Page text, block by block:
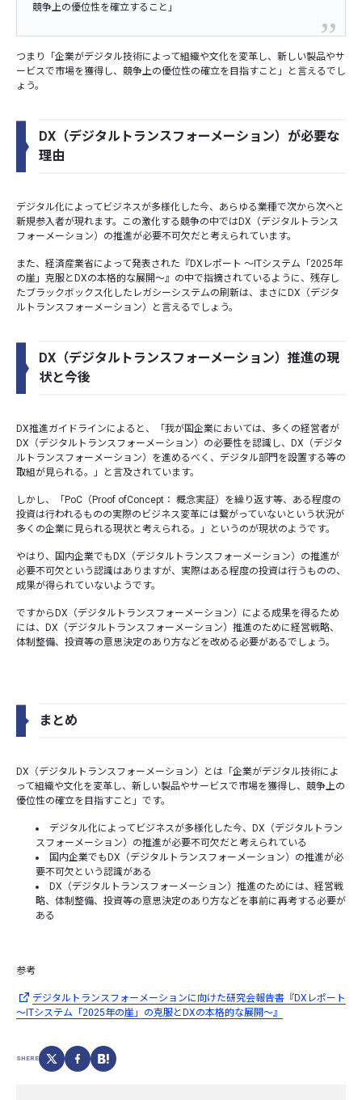
競争上の優位性を確立すること」
つまり「企業がデジタル技術によって組織や文化を変革し、新しい製品やサ
ービスで市場を獲得し、競争上の優位性の確立を目指すこと」と言えるでし
ょう。
DX（デジタルトランスフォーメーション）が必要な
理由
デジタル化によってビジネスが多様化した今、あらゆる業種で次から次へと
新規参入者が現れます。この激化する競争の中ではDX（デジタルトランス
フォーメーション）の推進が必要不可欠だと考えられています。
また、経済産業省によって発表された『DXレポート ～ITシステム「2025年
の崖」克服とDXの本格的な展開～』の中で指摘されているように、残存し
たブラックボックス化したレガシーシステムの刷新は、まさにDX（デジタ
ルトランスフォーメーション）と言えるでしょう。
DX（デジタルトランスフォーメーション）推進の現
状と今後
DX推進ガイドラインによると、「我が国企業においては、多くの経営者が
DX（デジタルトランスフォーメーション）の必要性を認識し、DX（デジタ
ルトランスフォーメーション）を進めるべく、デジタル部門を設置する等の
取組が見られる。」と言及されています。
しかし、「PoC（Proof ofConcept： 概念実証）を繰り返す等、ある程度の
投資は行われるものの実際のビジネス変革には繋がっていないという状況が
多くの企業に見られる現状と考えられる。」というのが現状のようです。
やはり、国内企業でもDX（デジタルトランスフォーメーション）の推進が
必要不可欠という認識はありますが、実際はある程度の投資は行うものの、
成果が得られていないようです。
ですからDX（デジタルトランスフォーメーション）による成果を得るため
には、DX（デジタルトランスフォーメーション）推進のために経営戦略、
体制整備、投資等の意思決定のあり方などを改める必要があるでしょう。
まとめ
DX（デジタルトランスフォーメーション）とは「企業がデジタル技術によ
って組織や文化を変革し、新しい製品やサービスで市場を獲得し、競争上の
優位性の確立を目指すこと」です。
デジタル化によってビジネスが多様化した今、DX（デジタルトラン
スフォーメーション）の推進が必要不可欠だと考えられている
国内企業でもDX（デジタルトランスフォーメーション）の推進が必
要不可欠という認識がある
DX（デジタルトランスフォーメーション）推進のためには、経営戦
略、体制整備、投資等の意思決定のあり方などを事前に再考する必要が
ある
参考
デジタルトランスフォーメーションに向けた研究会報告書『DXレポート
～ITシステム「2025年の崖」の克服とDXの本格的な展開～』
SHERE